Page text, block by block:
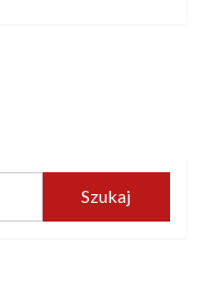
Szukaj